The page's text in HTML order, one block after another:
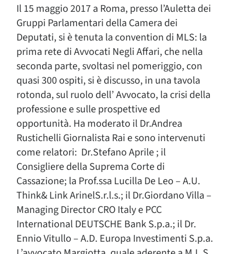
Il 15 maggio 2017 a Roma, presso l’Auletta dei
Gruppi Parlamentari della Camera dei
Deputati, si è tenuta la convention di MLS: la
prima rete di Avvocati Negli Affari, che nella
seconda parte, svoltasi nel pomeriggio, con
quasi 300 ospiti, si è discusso, in una tavola
rotonda, sul ruolo dell’ Avvocato, la crisi della
professione e sulle prospettive ed
opportunità. Ha moderato il Dr.Andrea
Rustichelli Giornalista Rai e sono intervenuti
come relatori: Dr.Stefano Aprile ; il
Consigliere della Suprema Corte di
Cassazione; la Prof.ssa Lucilla De Leo – A.U.
Think& Link ArinelS.r.l.s.; il Dr.Giordano Villa –
Managing Director CRO Italy e PCC
International DEUTSCHE Bank S.p.a.; il Dr.
Ennio Vitullo – A.D. Europa Investimenti S.p.a.